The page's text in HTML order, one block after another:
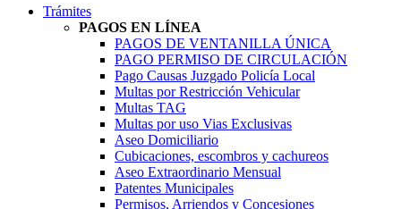
Trámites
PAGOS EN LÍNEA
PAGOS DE VENTANILLA ÚNICA
PAGO PERMISO DE CIRCULACIÓN
Pago Causas Juzgado Policía Local
Multas por Restricción Vehicular
Multas TAG
Multas por uso Vias Exclusivas
Aseo Domiciliario
Cubicaciones, escombros y cachureos
Aseo Extraordinario Mensual
Patentes Municipales
Permisos, Arriendos y Concesiones